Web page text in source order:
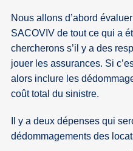
Nous allons d’abord
SACOVIV de tout ce qui a
chercherons s’il y a des
jouer les assurances. Si
alors inclure les
coût total du sinistre.
Il y a deux dépenses qui
dédommagements des